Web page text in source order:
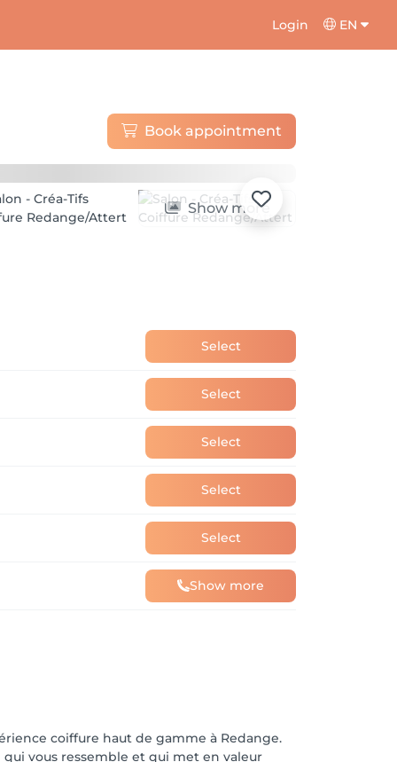
Login EN
Book appointment
Show more
Select
Select
Select
Select
Select
Show more
coiffure haut de gamme à Redange.
vous ressemble et qui met en valeur